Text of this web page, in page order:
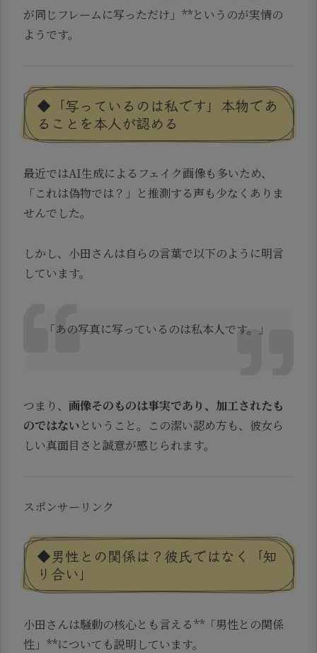
が同じフレームに写っただけ」**というのが実情の
ようです。
◆「写っているのは私です」本物であ
ることを本人が認める
最近ではAI生成によるフェイク画像も多いため、
「これは偽物では？」と推測する声も少なくありま
せんでした。
しかし、小田さんは自らの言葉で以下のように明言
しています。
「あの写真に写っているのは私本人です。」
つまり、 画像そのものは事実であり、加工されたも
のではないということ。この潔い認め方も、彼女ら
しい真面目さと誠意が感じられます。
スポンサーリンク
◆男性との関係は？彼氏ではなく「知
り合い」
小田さんは騒動の核心とも言える**「男性との関係
性」**についても説明しています。